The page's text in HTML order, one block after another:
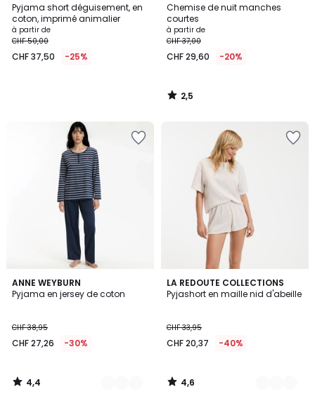
Pyjama short déguisement, en
coton, imprimé animalier
à partir de
CHF 50,00
CHF 37,50 -25%
Chemise de nuit manches
courtes
à partir de
CHF 37,00
CHF 29,60 -20%
/ 5
2,5
/
ANNE WEYBURN
Pyjama en jersey de coton
CHF 38,95
CHF 27,26 -30%
4,4
/ 5
3
Couleurs
4,4
/
LA REDOUTE COLLECTIONS
Pyjashort en maille nid d'abeille
CHF 33,95
CHF 20,37 -40%
4,6
/ 5
2
Couleurs
4,6
/